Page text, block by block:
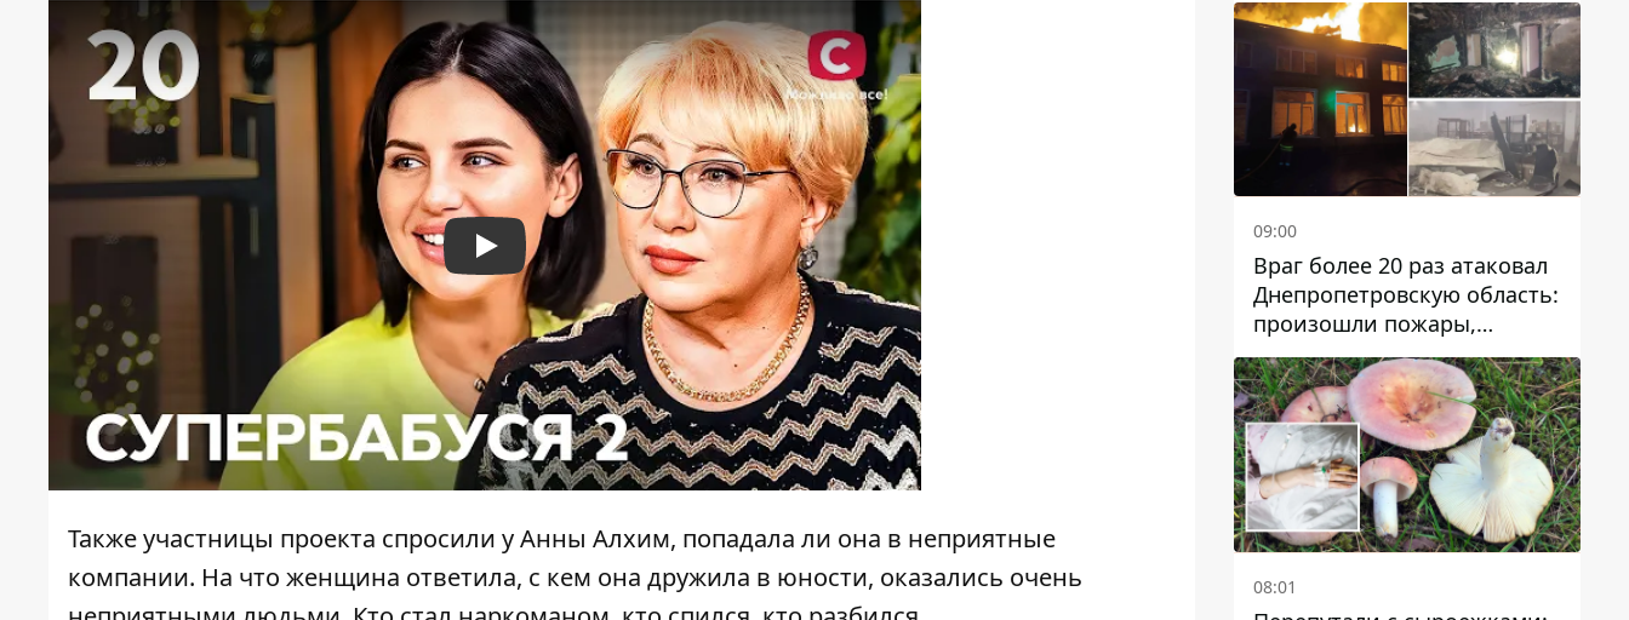
Play
Также участницы проекта спросили у Анны Алхим, попадала ли она в неприятные
компании. На что женщина ответила, с кем она дружила в юности, оказались очень
09:00
Враг более 20 раз атаковал
Днепропетровскую область:
произошли пожары,
повреждены дома,
инфраструктура и авто
08:01